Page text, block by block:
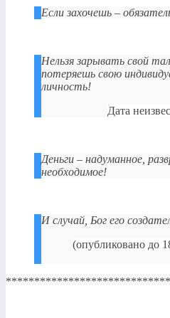
Если захочешь –
Нельзя зарывать свой
потеряешь свою
личность!
Дата
Деньги – надуманное,
необходимое!
И случай, Бог его
(опубликовано до